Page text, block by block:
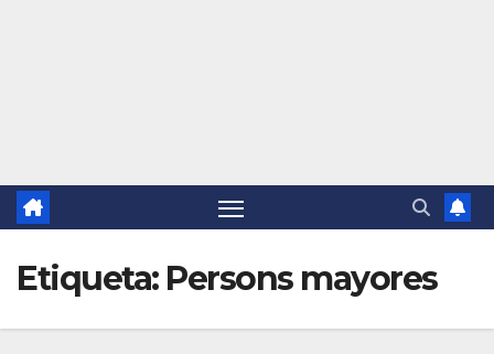
Etiqueta: Persons mayores